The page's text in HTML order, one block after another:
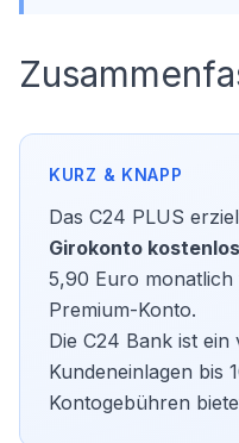
Das C24 PLUS
Girokonto kostenlos
5,90 Euro
Premium-Konto.
Die C24 Bank ist
Kundeneinlagen bis
Kontogebühren